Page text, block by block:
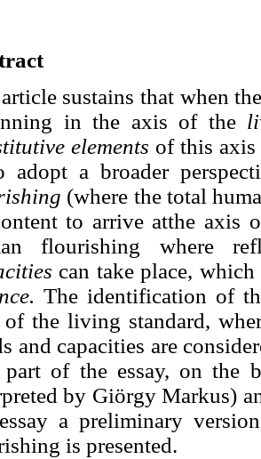
sustains that when
in the axis of the
elements of this
adopt a broader
(where the total
to arrive atthe axis
flourishing where
can take place,
The identification of
of the living standard,
and capacities are
of the essay, on the
by Giörgy Markus)
a preliminary
is presented.